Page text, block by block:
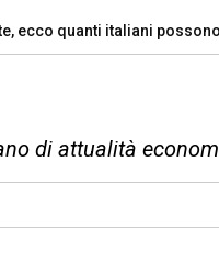
quanti italiani possono
di attualità